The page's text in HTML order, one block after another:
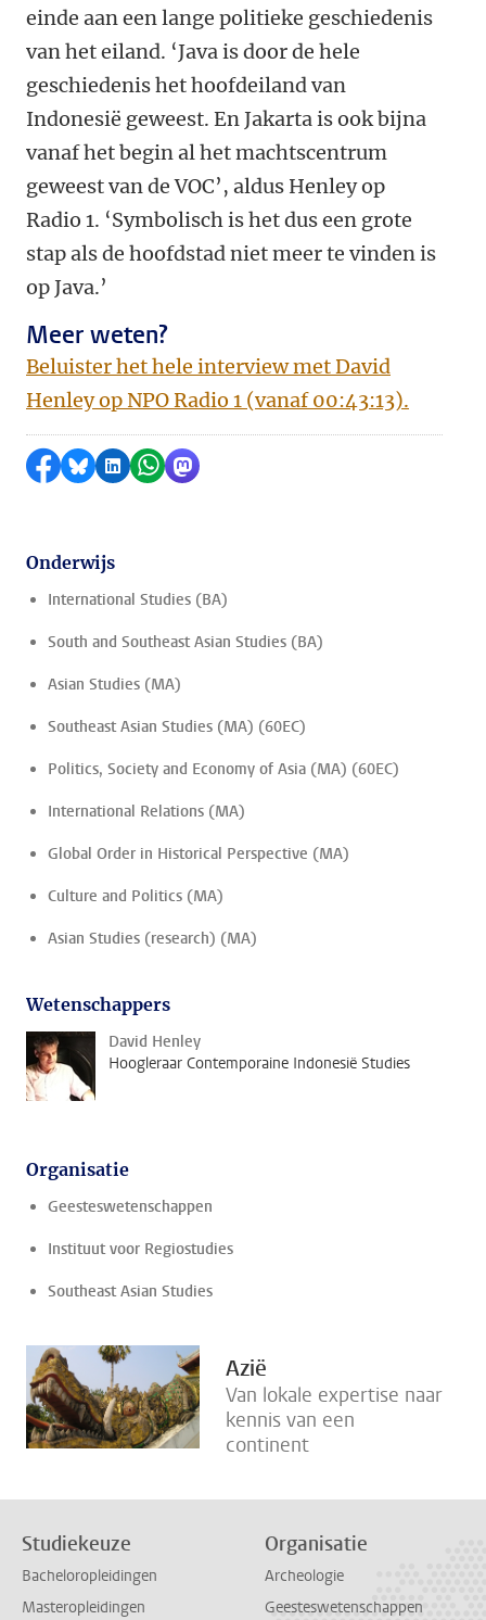
einde aan een lange politieke geschiedenis
van het eiland. ‘Java is door de hele
geschiedenis het hoofdeiland van
Indonesië geweest. En Jakarta is ook bijna
vanaf het begin al het machtscentrum
geweest van de VOC’, aldus Henley op
Radio 1. ‘Symbolisch is het dus een grote
stap als de hoofdstad niet meer te vinden is
op Java.’
Meer weten?
Beluister het hele interview met David
Henley op NPO Radio 1 (vanaf 00:43:13).
Delen op Facebook
Delen via Bluesky
Delen op LinkedIn
Delen via WhatsApp
Delen via Mastodon
Onderwijs
International Studies (BA)
South and Southeast Asian Studies (BA)
Asian Studies (MA)
Southeast Asian Studies (MA) (60EC)
Politics, Society and Economy of Asia (MA) (60EC)
International Relations (MA)
Global Order in Historical Perspective (MA)
Culture and Politics (MA)
Asian Studies (research) (MA)
Wetenschappers
David Henley
Hoogleraar Contemporaine Indonesië Studies
Organisatie
Geesteswetenschappen
Instituut voor Regiostudies
Southeast Asian Studies
Azië
Van lokale expertise naar
kennis van een
continent
Studiekeuze
Bacheloropleidingen
Masteropleidingen
Organisatie
Archeologie
Geesteswetenschappen